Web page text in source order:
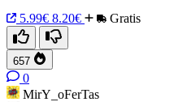
5.99€ 8.20€ Gratis
657
0
MirY_oFerTas